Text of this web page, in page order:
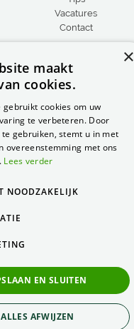
Vacatures
Contact
CONTACT
Peacock Garden Supports
Industrieweg 22
5688 DP Oirschot
Nederland
T.0499 57 40 80
Privacy Statement
Green Solutions
×
maakt
cookies.
gebruikt cookies om uw
te verbeteren. Door
gebruiken, stemt u in met
overeenstemming met ons
Lees verder
NOODZAKELIJK
EN SLUITEN
ALLES AFWIJZEN